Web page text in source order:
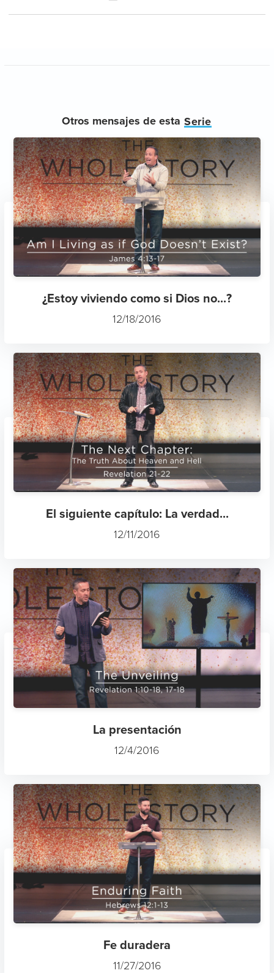
Otros mensajes de esta Serie
¿Estoy viviendo como si Dios no...?
12/18/2016
El siguiente capítulo: La verdad...
12/11/2016
La presentación
12/4/2016
Fe duradera
11/27/2016